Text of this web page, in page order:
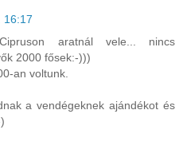
16:17
aratnál vele... nincs
2000 fősek:-)))
an voltunk.
a vendégeknek ajándékot és